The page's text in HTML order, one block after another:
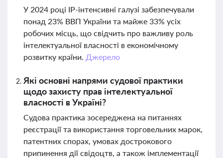
У 2024 році IP-інтенсивні галузі забезпечували
понад 23% ВВП України та майже 33% усіх
робочих місць, що свідчить про важливу роль
інтелектуальної власності в економічному
розвитку країни. Джерело
Які основні напрями судової практики
щодо захисту прав інтелектуальної
власності в Україні?
Судова практика зосереджена на питаннях
реєстрації та використання торговельних марок,
патентних спорах, умовах дострокового
припинення дії свідоцтв, а також імплементації